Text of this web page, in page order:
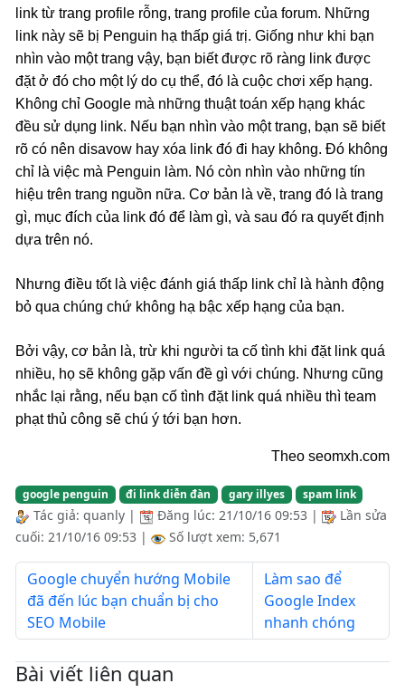
link từ trang profile rỗng, trang profile của forum. Những
link này sẽ bị Penguin hạ thấp giá trị. Giống như khi bạn
nhìn vào một trang vậy, bạn biết được rõ ràng link được
đặt ở đó cho một lý do cụ thể, đó là cuộc chơi xếp hạng.
Không chỉ Google mà những thuật toán xếp hạng khác
đều sử dụng link. Nếu bạn nhìn vào một trang, bạn sẽ biết
rõ có nên disavow hay xóa link đó đi hay không. Đó không
chỉ là việc mà Penguin làm. Nó còn nhìn vào những tín
hiệu trên trang nguồn nữa. Cơ bản là về, trang đó là trang
gì, mục đích của link đó để làm gì, và sau đó ra quyết định
dựa trên nó.
Nhưng điều tốt là việc đánh giá thấp link chỉ là hành động
bỏ qua chúng chứ không hạ bậc xếp hạng của bạn.
Bởi vậy, cơ bản là, trừ khi người ta cố tình khi đặt link quá
nhiều, họ sẽ không gặp vấn đề gì với chúng. Nhưng cũng
nhắc lại rằng, nếu bạn cố tình đặt link quá nhiều thì team
phạt thủ công sẽ chú ý tới bạn hơn.
Theo seomxh.com
google penguin đi link diễn đàn gary illyes spam link
Tác giả: quanly | Đăng lúc: 21/10/16 09:53 |
Lần sửa
cuối: 21/10/16 09:53 | Số lượt xem: 5,671
Google chuyển hướng Mobile
đã đến lúc bạn chuẩn bị cho
SEO Mobile
Làm sao để
Google Index
nhanh chóng
Bài viết liên quan